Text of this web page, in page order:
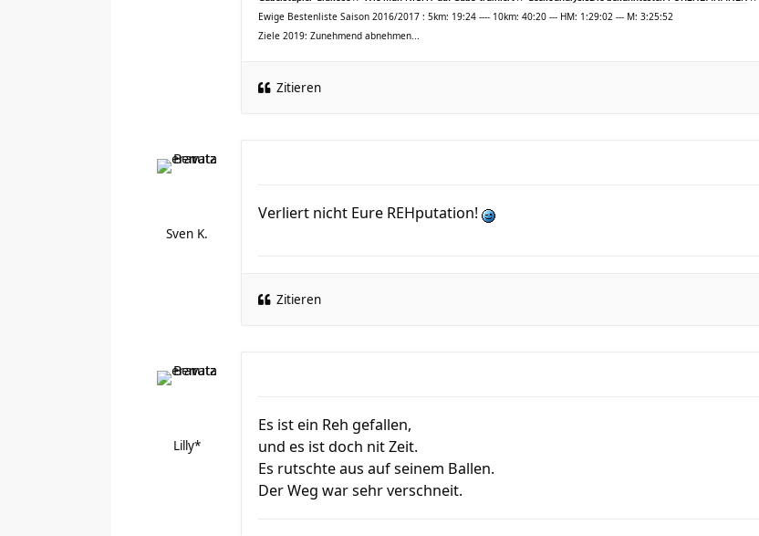
Ewige Bestenliste Saison 2016/2017 : 5km: 19:24 ---- 10km: 40:20 --- HM: 1:29:02 --- M: 3:25:52
Ziele 2019: Zunehmend abnehmen...
Zitieren
Sven K.
Verliert nicht Eure REHputation!
Zitieren
Lilly*
Es ist ein Reh gefallen,
und es ist doch nit Zeit.
Es rutschte aus auf seinem Ballen.
Der Weg war sehr verschneit.